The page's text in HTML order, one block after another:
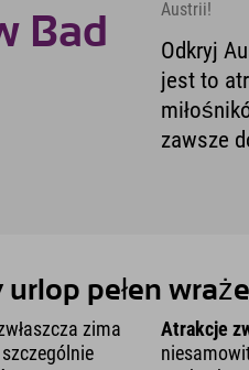
Bad
Austrii!
Odkryj
jest to
zawsze
pełen
zima
Atrakcje